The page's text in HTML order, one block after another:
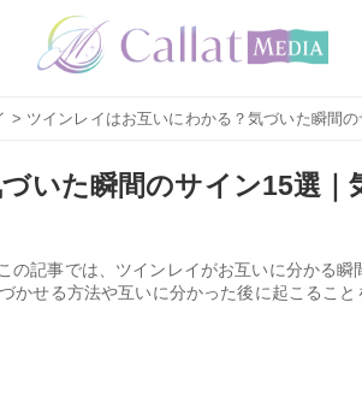
> ツインレイはお互いにわかる？気づいた瞬間
いた瞬間のサイン15選｜
の記事では、ツインレイがお互いに分かる瞬
かせる方法や互いに分かった後に起こること